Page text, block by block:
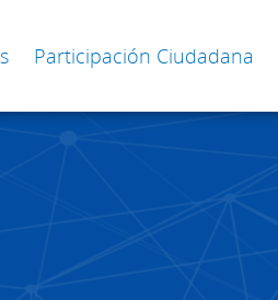
Participación Ciudadana